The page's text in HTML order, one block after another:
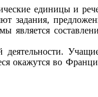
единицы и
задания,
является
окажутся во